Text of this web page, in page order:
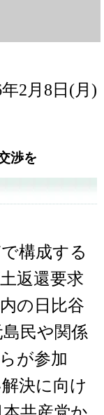
年2月8日(月)
渉を
構成する
返還要求
の日比谷
民や関係
が参加
決に向け